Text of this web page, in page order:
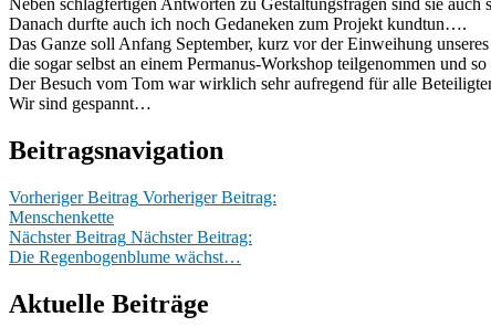
Danach durfte auch ich noch Gedaneken zum Projekt kundtun….
Das Ganze soll Anfang September, kurz vor der Einweihung
die sogar selbst an einem Permanus-Workshop teilgenommen und
Der Besuch vom Tom war wirklich sehr aufregend für alle
Wir sind gespannt…
Beitragsnavigation
Vorheriger Beitrag Vorheriger Beitrag:
Menschenkette
Nächster Beitrag Nächster Beitrag:
Die Regenbogenblume wächst…
Aktuelle Beiträge